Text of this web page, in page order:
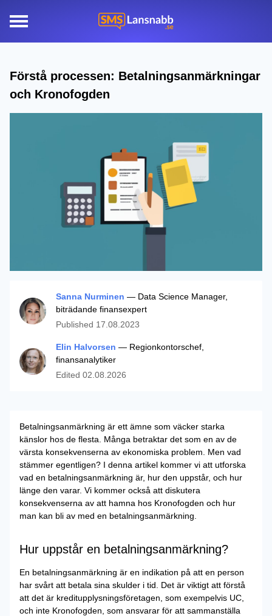
Förstå processen: Betalningsanmärkningar
och Kronofogden
Sanna Nurminen — Data Science Manager,
biträdande finansexpert
Published 17.08.2023
Elin Halvorsen — Regionkontorschef,
finansanalytiker
Edited 02.08.2026
Betalningsanmärkning är ett ämne som väcker starka
känslor hos de flesta. Många betraktar det som en av de
värsta konsekvenserna av ekonomiska problem. Men vad
stämmer egentligen? I denna artikel kommer vi att utforska
vad en betalningsanmärkning är, hur den uppstår, och hur
länge den varar. Vi kommer också att diskutera
konsekvenserna av att hamna hos Kronofogden och hur
man kan bli av med en betalningsanmärkning.
Hur uppstår en betalningsanmärkning?
En betalningsanmärkning är en indikation på att en person
har svårt att betala sina skulder i tid. Det är viktigt att förstå
att det är kreditupplysningsföretagen, som exempelvis UC,
och inte Kronofogden, som ansvarar för att sammanställa